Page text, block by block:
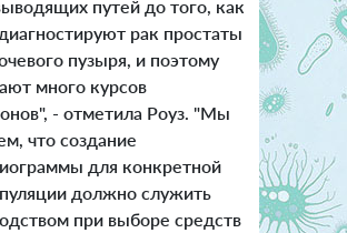
путей до того, как
рак простаты
пузыря, и поэтому
много курсов
- отметила Роуз. "Мы
что создание
для конкретной
должно служить
при выборе средств